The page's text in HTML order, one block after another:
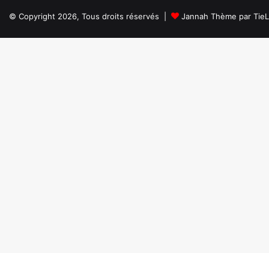
© Copyright 2026, Tous droits réservés | Jannah Thème par